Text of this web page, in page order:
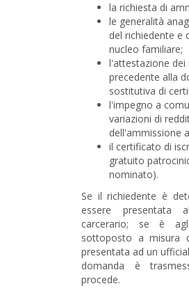
la richiesta di
le generalità
del richiedente e
nucleo familiare;
l'attestazione dei
precedente alla
sostitutiva di
l'impegno a
variazioni di
dell'ammissione
il certificato di
gratuito
nominato).
Se il richiedente è
essere presentata
carcerario; se è
sottoposto a misura
presentata ad un
domanda è
procede.